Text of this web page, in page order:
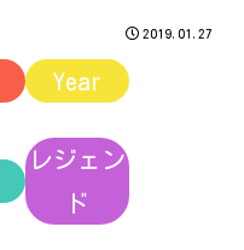
2019.01.27
Year
レジェン
ド